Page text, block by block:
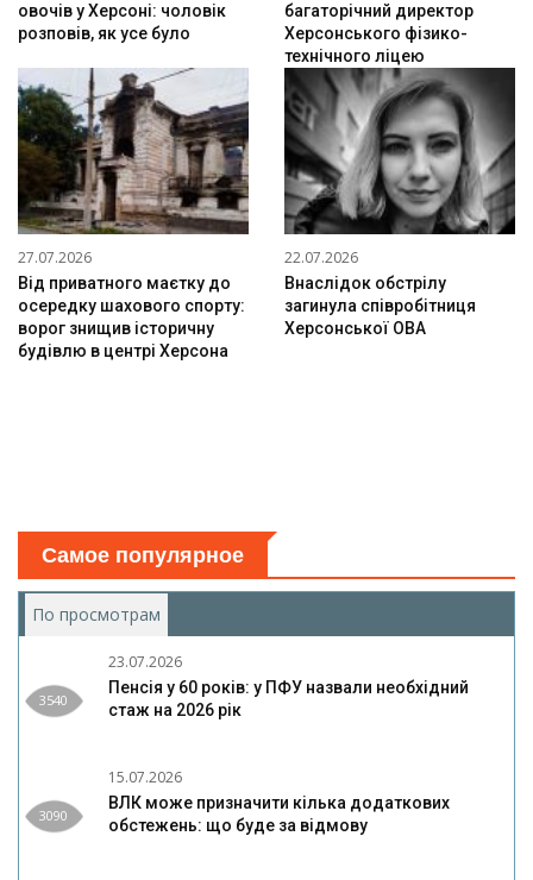
овочів у Херсоні: чоловік
розповів, як усе було
багаторічний директор
Херсонського фізико-
технічного ліцею
27.07.2026
Від приватного маєтку до
осередку шахового спорту:
ворог знищив історичну
будівлю в центрі Херсона
22.07.2026
Внаслідок обстрілу
загинула співробітниця
Херсонської ОВА
Самое популярное
По просмотрам
3540
23.07.2026
Пенсія у 60 років: у ПФУ назвали необхідний
стаж на 2026 рік
3090
15.07.2026
ВЛК може призначити кілька додаткових
обстежень: що буде за відмову